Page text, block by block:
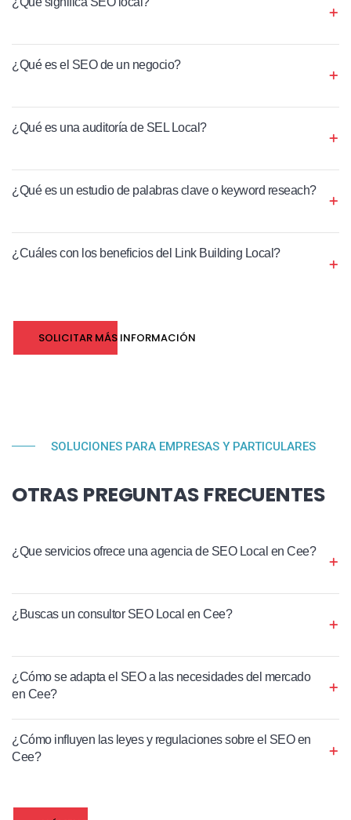
¿Qué es el SEO de un negocio?
¿Qué es una auditoría de SEL Local?
¿Qué es un estudio de palabras clave o keyword reseach?
¿Cuáles con los beneficios del Link Building Local?
SOLICITAR MÁS INFORMACIÓN
SOLUCIONES PARA EMPRESAS Y PARTICULARES
OTRAS PREGUNTAS FRECUENTES
¿Que servicios ofrece una agencia de SEO Local en Cee?
¿Buscas un consultor SEO Local en Cee?
¿Cómo se adapta el SEO a las necesidades del mercado
en Cee?
¿Cómo influyen las leyes y regulaciones sobre el SEO en
Cee?